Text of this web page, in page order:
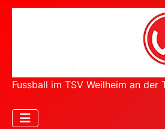
Fussball im TSV Weilheim an